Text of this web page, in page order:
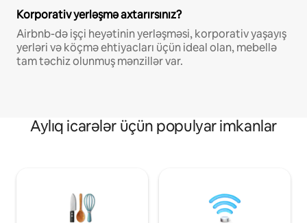
Korporativ yerləşmə axtarırsınız?
Airbnb-də işçi heyətinin yerləşməsi, korporativ yaşayış
yerləri və köçmə ehtiyacları üçün ideal olan, mebellə
tam təchiz olunmuş mənzillər var.
Aylıq icarələr üçün populyar imkanlar